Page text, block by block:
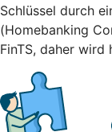
Schlüssel durch
(Homebanking
FinTS, daher wird